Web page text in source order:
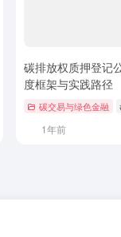
监管
碳排放权质押登记
度框架与实践路径
碳交易与绿色金融
1年前